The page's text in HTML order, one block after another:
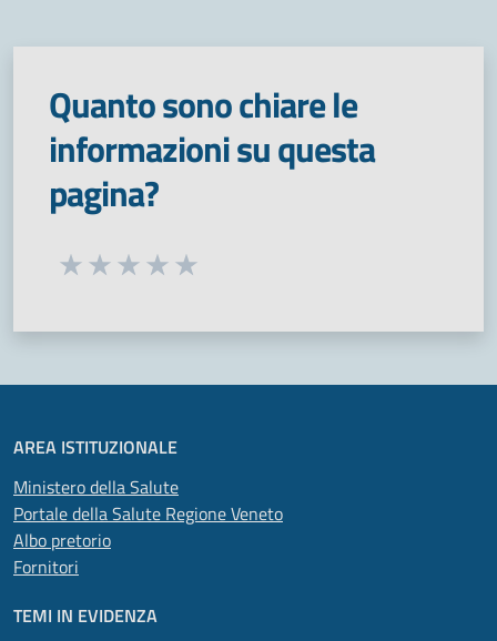
Quanto sono chiare le
informazioni su questa
pagina?
Seleziona una valutazione da 1 a 5 stelle
AREA ISTITUZIONALE
Ministero della Salute
Portale della Salute Regione Veneto
Albo pretorio
Fornitori
TEMI IN EVIDENZA